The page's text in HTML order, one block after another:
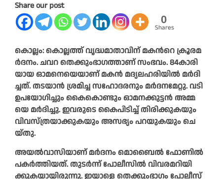
Share our post
0
Shares
കൊ​ല്ലം: കൊ​ല്ല​ത്ത് വൃ​ദ്ധ​മാ​താ​വി​ന് മ​ക​ന്‍റെ ക്രൂ​ര​മ​
ര്‍​ദ​നം. ച​വ​റ തെ​ക്കും​ഭാ​ഗ​ത്താ​ണ് സം​ഭ​വം. 84കാ​രി​
യാ​യ ഓ​മ​നെ​യെ​യാ​ണ് മ​ക​ന്‍ മ​ദ്യ​ല​ഹ​രി​യി​ൽ മ​ര്‍​ദി​
ച്ച​ത്. ത​ട​യാ​ന്‍ ശ്ര​മി​ച്ച സ​ഹോ​ദ​ര​നും മ​ര്‍​ദ​ന​മേ​റ്റു. വ​ടി
ഉ​പ​യോ​ഗി​ച്ചും കൈ​കൊ​ണ്ടും ഓ​മ​ന​ക്കു​ട്ട​ൻ അ​മ്മ​
യെ മ​ർ​ദി​ച്ചു. ഇ​വ​രു​ടെ കൈ​പി​ടി​ച്ച് തി​രി​ക്കു​ക​യും
വി​വ​സ്ത്ര​യാ​ക്കു​ക​യും അ​സ​ഭ്യം പ​റ​യു​ക​യും ചെ​
യ്തു.
അ​യ​ൽ​വാ​സി​യാ​ണ് മ​ർ​ദ​നം മൊ​ബൈ​ൽ ഫോ​ണി​ൽ
പ​ക​ർ​ത്തി​യ​ത്. തു​ട​ർ​ന്ന് പോ​ലീ​സി​ൽ വി​വ​ര​മ​റി​യി​
ക്കു​ക​യാ​യി​രു​ന്നു. ഇ​യാ​ളെ തെ​ക്കും​ഭാ​ഗം പോ​ലീ​സ്